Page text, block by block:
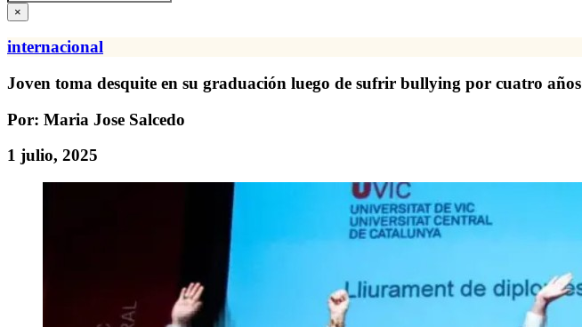
×
internacional
Joven toma desquite en su graduación luego de sufrir bullying por cuatro años
Por: Maria Jose Salcedo
1 julio, 2025